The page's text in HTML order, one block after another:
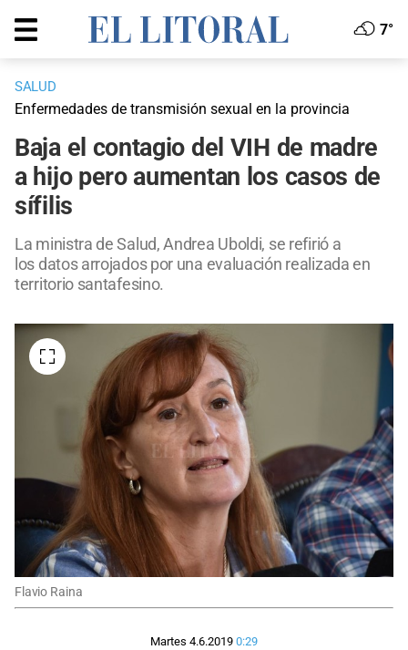
7°
SALUD
Enfermedades de transmisión sexual en la provincia
Baja el contagio del VIH de madre
a hijo pero aumentan los casos de
sífilis
La ministra de Salud, Andrea Uboldi, se refirió a
los datos arrojados por una evaluación realizada en
territorio santafesino.
Flavio Raina
Martes 4.6.2019 0:29